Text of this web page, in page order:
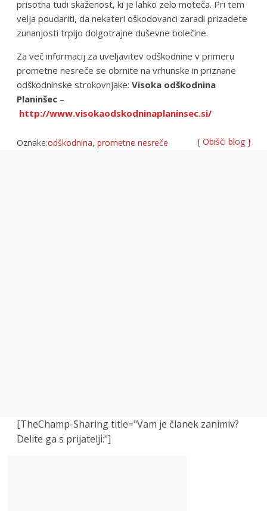
prisotna tudi skaženost, ki je lahko zelo moteča. Pri tem
velja poudariti, da nekateri oškodovanci zaradi prizadete
zunanjosti trpijo dolgotrajne duševne bolečine.
Za več informacij za uveljavitev odškodnine v primeru
prometne nesreče se obrnite na vrhunske in priznane
odškodninske strokovnjake:Visoka odškodnina
Planinšec –
http://www.visokaodskodninaplaninsec.si/
Oznake:odškodnina,prometne nesreče [ Obišči blog ]
[TheChamp-Sharing title="Vam je članek zanimiv?
Delite ga s prijatelji:"]